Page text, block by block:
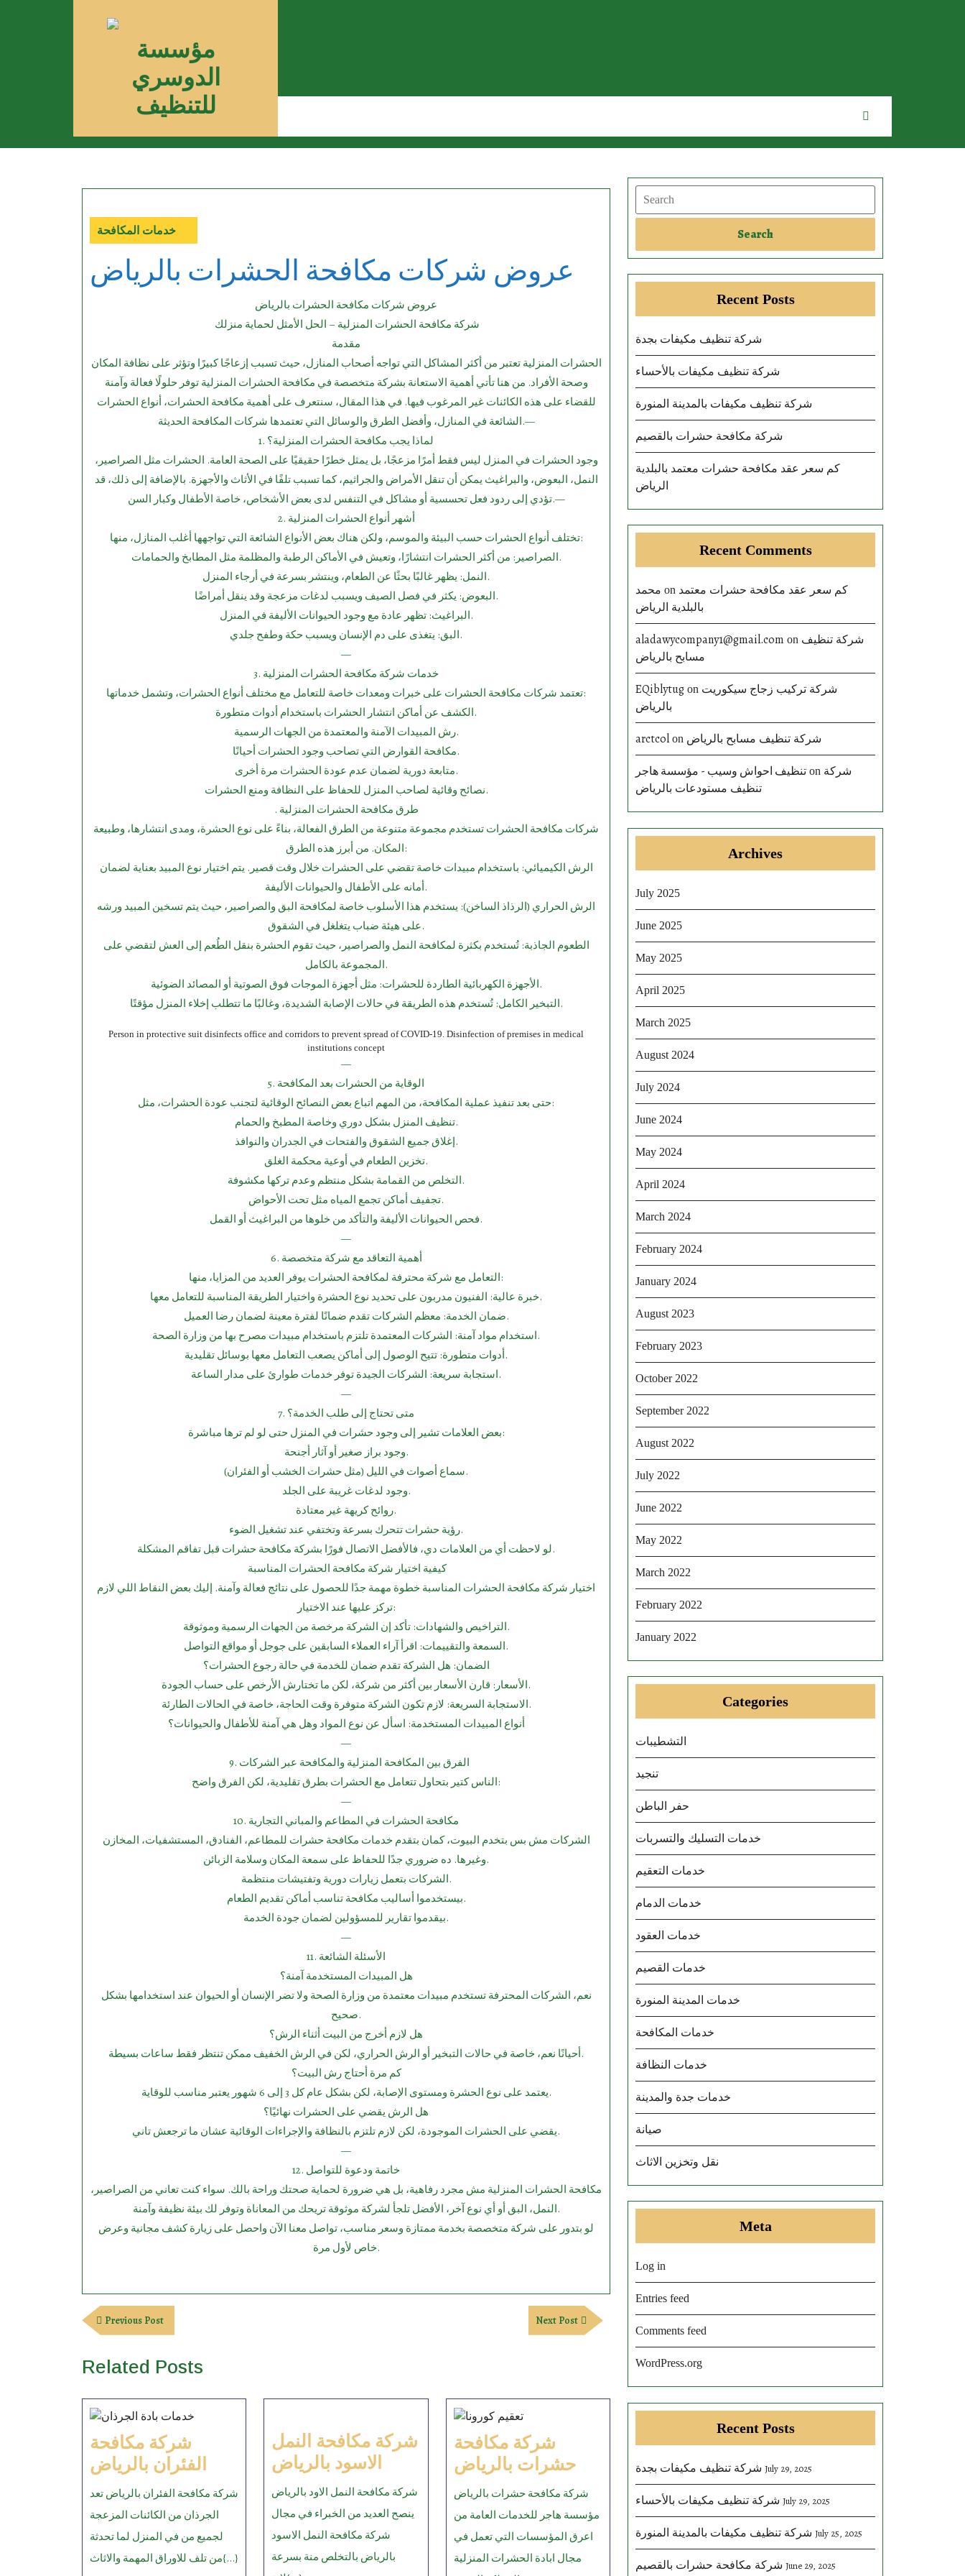
مؤسسة
الدوسري
للتنظيف
خدمات المكافحة
Category
عروض شركات مكافحة الحشرات بالرياض
عروض شركات مكافحة الحشرات بالرياض
شركة مكافحة الحشرات المنزلية – الحل الأمثل لحماية منزلك
مقدمة
الحشرات المنزلية تعتبر من أكثر المشاكل التي تواجه أصحاب المنازل، حيث تسبب إزعاجًا كبيرًا وتؤثر على نظافة المكان
وصحة الأفراد. من هنا تأتي أهمية الاستعانة بشركة متخصصة في مكافحة الحشرات المنزلية توفر حلولًا فعالة وآمنة
للقضاء على هذه الكائنات غير المرغوب فيها. في هذا المقال، سنتعرف على أهمية مكافحة الحشرات، أنواع الحشرات
الشائعة في المنازل، وأفضل الطرق والوسائل التي تعتمدها شركات المكافحة الحديثة.—
1.⁠ ⁠لماذا يجب مكافحة الحشرات المنزلية؟
وجود الحشرات في المنزل ليس فقط أمرًا مزعجًا، بل يمثل خطرًا حقيقيًا على الصحة العامة. الحشرات مثل الصراصير،
النمل، البعوض، والبراغيث يمكن أن تنقل الأمراض والجراثيم، كما تسبب تلفًا في الأثاث والأجهزة. بالإضافة إلى ذلك، قد
تؤدي إلى ردود فعل تحسسية أو مشاكل في التنفس لدى بعض الأشخاص، خاصة الأطفال وكبار السن.—
2.⁠ ⁠أشهر أنواع الحشرات المنزلية
تختلف أنواع الحشرات حسب البيئة والموسم، ولكن هناك بعض الأنواع الشائعة التي تواجهها أغلب المنازل، منها:
الصراصير: من أكثر الحشرات انتشارًا، وتعيش في الأماكن الرطبة والمظلمة مثل المطابخ والحمامات.
النمل: يظهر غالبًا بحثًا عن الطعام، وينتشر بسرعة في أرجاء المنزل.
البعوض: يكثر في فصل الصيف ويسبب لدغات مزعجة وقد ينقل أمراضًا.
البراغيث: تظهر عادة مع وجود الحيوانات الأليفة في المنزل.
البق: يتغذى على دم الإنسان ويسبب حكة وطفح جلدي.
—
3.⁠ ⁠خدمات شركة مكافحة الحشرات المنزلية
تعتمد شركات مكافحة الحشرات على خبرات ومعدات خاصة للتعامل مع مختلف أنواع الحشرات، وتشمل خدماتها:
الكشف عن أماكن انتشار الحشرات باستخدام أدوات متطورة.
رش المبيدات الآمنة والمعتمدة من الجهات الرسمية.
مكافحة القوارض التي تصاحب وجود الحشرات أحيانًا.
متابعة دورية لضمان عدم عودة الحشرات مرة أخرى.
نصائح وقائية لصاحب المنزل للحفاظ على النظافة ومنع الحشرات.
.⁠ ⁠طرق مكافحة الحشرات المنزلية
شركات مكافحة الحشرات تستخدم مجموعة متنوعة من الطرق الفعالة، بناءً على نوع الحشرة، ومدى انتشارها، وطبيعة
المكان. من أبرز هذه الطرق:
الرش الكيميائي: باستخدام مبيدات خاصة تقضي على الحشرات خلال وقت قصير. يتم اختيار نوع المبيد بعناية لضمان
أمانه على الأطفال والحيوانات الأليفة.
الرش الحراري (الرذاذ الساخن): يستخدم هذا الأسلوب خاصة لمكافحة البق والصراصير، حيث يتم تسخين المبيد ورشه
على هيئة ضباب يتغلغل في الشقوق.
الطعوم الجاذبة: تُستخدم بكثرة لمكافحة النمل والصراصير، حيث تقوم الحشرة بنقل الطُعم إلى العش لتقضي على
المجموعة بالكامل.
الأجهزة الكهربائية الطاردة للحشرات: مثل أجهزة الموجات فوق الصوتية أو المصائد الضوئية.
التبخير الكامل: تُستخدم هذه الطريقة في حالات الإصابة الشديدة، وغالبًا ما تتطلب إخلاء المنزل مؤقتًا.
Person in protective suit disinfects office and corridors to prevent spread of COVID-19. Disinfection of premises in medical
institutions concept
—
5.⁠ ⁠الوقاية من الحشرات بعد المكافحة
حتى بعد تنفيذ عملية المكافحة، من المهم اتباع بعض النصائح الوقائية لتجنب عودة الحشرات، مثل:
تنظيف المنزل بشكل دوري وخاصة المطبخ والحمام.
إغلاق جميع الشقوق والفتحات في الجدران والنوافذ.
تخزين الطعام في أوعية محكمة الغلق.
التخلص من القمامة بشكل منتظم وعدم تركها مكشوفة.
تجفيف أماكن تجمع المياه مثل تحت الأحواض.
فحص الحيوانات الأليفة والتأكد من خلوها من البراغيث أو القمل.
—
6.⁠ ⁠أهمية التعاقد مع شركة متخصصة
التعامل مع شركة محترفة لمكافحة الحشرات يوفر العديد من المزايا، منها:
خبرة عالية: الفنيون مدربون على تحديد نوع الحشرة واختيار الطريقة المناسبة للتعامل معها.
ضمان الخدمة: معظم الشركات تقدم ضمانًا لفترة معينة لضمان رضا العميل.
استخدام مواد آمنة: الشركات المعتمدة تلتزم باستخدام مبيدات مصرح بها من وزارة الصحة.
أدوات متطورة: تتيح الوصول إلى أماكن يصعب التعامل معها بوسائل تقليدية.
استجابة سريعة: الشركات الجيدة توفر خدمات طوارئ على مدار الساعة.
—
7.⁠ ⁠متى تحتاج إلى طلب الخدمة؟
بعض العلامات تشير إلى وجود حشرات في المنزل حتى لو لم ترها مباشرة:
وجود براز صغير أو آثار أجنحة.
سماع أصوات في الليل (مثل حشرات الخشب أو الفئران).
وجود لدغات غريبة على الجلد.
روائح كريهة غير معتادة.
رؤية حشرات تتحرك بسرعة وتختفي عند تشغيل الضوء.
لو لاحظت أي من العلامات دي، فالأفضل الاتصال فورًا بشركة مكافحة حشرات قبل تفاقم المشكلة.
⁠ ⁠كيفية اختيار شركة مكافحة الحشرات المناسبة
اختيار شركة مكافحة الحشرات المناسبة خطوة مهمة جدًا للحصول على نتائج فعالة وآمنة. إليك بعض النقاط اللي لازم
تركز عليها عند الاختيار:
التراخيص والشهادات: تأكد إن الشركة مرخصة من الجهات الرسمية وموثوقة.
السمعة والتقييمات: اقرأ آراء العملاء السابقين على جوجل أو مواقع التواصل.
الضمان: هل الشركة تقدم ضمان للخدمة في حالة رجوع الحشرات؟
الأسعار: قارن الأسعار بين أكثر من شركة، لكن ما تختارش الأرخص على حساب الجودة.
الاستجابة السريعة: لازم تكون الشركة متوفرة وقت الحاجة، خاصة في الحالات الطارئة.
أنواع المبيدات المستخدمة: اسأل عن نوع المواد وهل هي آمنة للأطفال والحيوانات؟
—
9.⁠ ⁠الفرق بين المكافحة المنزلية والمكافحة عبر الشركات
الناس كتير بتحاول تتعامل مع الحشرات بطرق تقليدية، لكن الفرق واضح:
—
10.⁠ ⁠مكافحة الحشرات في المطاعم والمباني التجارية
الشركات مش بس بتخدم البيوت، كمان بتقدم خدمات مكافحة حشرات للمطاعم، الفنادق، المستشفيات، المخازن
وغيرها. ده ضروري جدًا للحفاظ على سمعة المكان وسلامة الزبائن.
الشركات بتعمل زيارات دورية وتفتيشات منتظمة.
بيستخدموا أساليب مكافحة تناسب أماكن تقديم الطعام.
بيقدموا تقارير للمسؤولين لضمان جودة الخدمة.
—
11.⁠ ⁠الأسئلة الشائعة
هل المبيدات المستخدمة آمنة؟
نعم، الشركات المحترفة تستخدم مبيدات معتمدة من وزارة الصحة ولا تضر الإنسان أو الحيوان عند استخدامها بشكل
صحيح.
هل لازم أخرج من البيت أثناء الرش؟
أحيانًا نعم، خاصة في حالات التبخير أو الرش الحراري، لكن في الرش الخفيف ممكن تنتظر فقط ساعات بسيطة.
كم مرة أحتاج رش البيت؟
يعتمد على نوع الحشرة ومستوى الإصابة، لكن بشكل عام كل 3 إلى 6 شهور يعتبر مناسب للوقاية.
هل الرش يقضي على الحشرات نهائيًا؟
يقضي على الحشرات الموجودة، لكن لازم تلتزم بالنظافة والإجراءات الوقائية عشان ما ترجعش تاني.
—
12.⁠ ⁠خاتمة ودعوة للتواصل
مكافحة الحشرات المنزلية مش مجرد رفاهية، بل هي ضرورة لحماية صحتك وراحة بالك. سواء كنت تعاني من الصراصير،
النمل، البق أو أي نوع آخر، الأفضل تلجأ لشركة موثوقة تريحك من المعاناة وتوفر لك بيئة نظيفة وآمنة.
لو بتدور على شركة متخصصة بخدمة ممتازة وسعر مناسب، تواصل معنا الآن واحصل على زيارة كشف مجانية وعرض
خاص لأول مرة.
Post
navigation
Previous PostPrevious
Post
Next Post
Next
Post
Related Posts
شركة مكافحة
الفئران بالرياض
مكافحة
الفئران
بالرياض
شركة مكافحة الفئران بالرياض تعد
الجرذان من الكائنات المزعجة
لجميع من في المنزل لما تحدثة
من تلف للاوراق المهمة والاثاث{...}
شركة مكافحة النمل
الاسود بالرياض
مكافحة
النمل
الاسود
بالرياض
شركة مكافحة النمل الاود بالرياض
ينصح العديد من الخبراء في مجال
شركة مكافحة النمل الاسود
بالرياض بالتخلص منة بسرعة
شركة مكافحة
حشرات بالرياضشركة
مكافحة
حشرات
بالرياض
شركة مكافحة حشرات بالرياض
مؤسسة هاجر للخدمات العامة من
اعرق المؤسسات التي تعمل في
مجال ابادة الحشرات المنزلية
Search
Search
Recent Posts
شركة تنظيف مكيفات بجدة
شركة تنظيف مكيفات بالأحساء
شركة تنظيف مكيفات بالمدينة المنورة
شركة مكافحة حشرات بالقصيم
كم سعر عقد مكافحة حشرات معتمد بالبلدية
الرياض
Recent Comments
محمد on كم سعر عقد مكافحة حشرات معتمد
بالبلدية الرياض
aladawycompany1@gmail.com on شركة تنظيف
مسابح بالرياض
EQiblytug on شركة تركيب زجاج سيكوريت
بالرياض
arctcol on شركة تنظيف مسابح بالرياض
تنظيف احواش وسيب - مؤسسة هاجر on شركة
تنظيف مستودعات بالرياض
Archives
July 2025
June 2025
May 2025
April 2025
March 2025
August 2024
July 2024
June 2024
May 2024
April 2024
March 2024
February 2024
January 2024
August 2023
February 2023
October 2022
September 2022
August 2022
July 2022
June 2022
May 2022
March 2022
February 2022
January 2022
Categories
التشطيبات
تنجيد
حفر الباطن
خدمات التسليك والتسربات
خدمات التعقيم
خدمات الدمام
خدمات العقود
خدمات القصيم
خدمات المدينة المنورة
خدمات المكافحة
خدمات النظافة
خدمات جدة والمدينة
صيانة
نقل وتخزين الاثاث
Meta
Log in
Entries feed
Comments feed
WordPress.org
Recent Posts
شركة تنظيف مكيفات بجدة July 29, 2025
شركة تنظيف مكيفات بالأحساء July 29, 2025
شركة تنظيف مكيفات بالمدينة المنورة July 25, 2025
شركة مكافحة حشرات بالقصيم June 29, 2025